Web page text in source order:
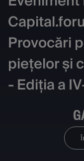
Provocări
piețelor și
- Ediția a